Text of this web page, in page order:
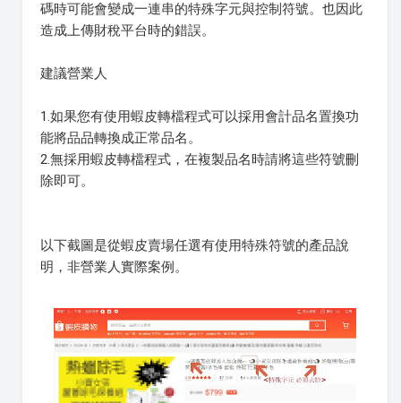
碼時可能會變成一連串的特殊字元與控制符號。也因此
造成上傳財稅平台時的錯誤。
建議營業人
1.如果您有使用蝦皮轉檔程式可以採用會計品名置換功
能將品品轉換成正常品名。
2.無採用蝦皮轉檔程式，在複製品名時請將這些符號刪
除即可。
以下截圖是從蝦皮賣場任選有使用特殊符號的產品說
明，非營業人實際案例。